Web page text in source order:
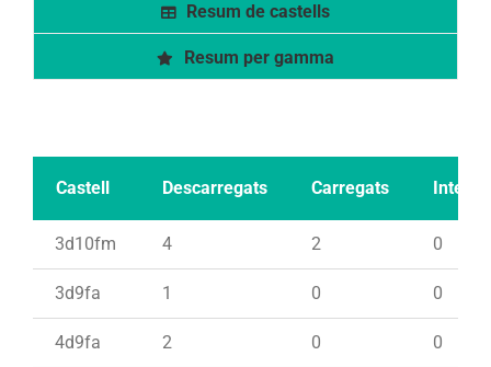
Resum de castells
Resum per gamma
Castell Descarregats Carregats Intents
3d10fm 4 2 0
3d9fa 1 0 0
4d9fa 2 0 0